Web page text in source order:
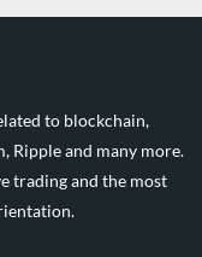
to blockchain,
Ripple and many more.
trading and the most